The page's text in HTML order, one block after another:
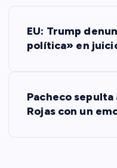
EU: Trump
política» en
Pacheco
Rojas con un